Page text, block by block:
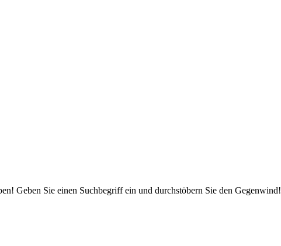
Geben Sie einen Suchbegriff ein und durchstöbern Sie den Gegenwind!